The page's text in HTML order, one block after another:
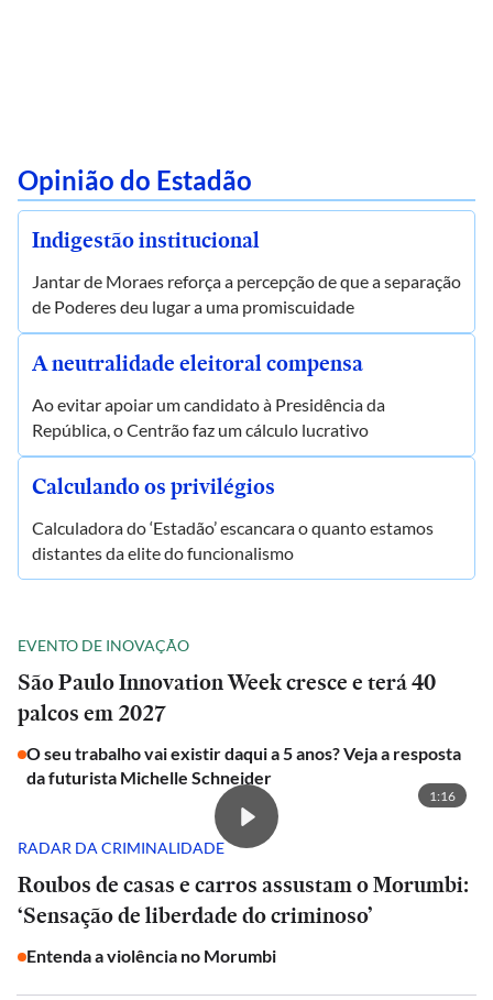
Opinião do Estadão
Indigestão institucional
Jantar de Moraes reforça a percepção de que a separação
de Poderes deu lugar a uma promiscuidade
A neutralidade eleitoral compensa
Ao evitar apoiar um candidato à Presidência da
República, o Centrão faz um cálculo lucrativo
Calculando os privilégios
Calculadora do ‘Estadão’ escancara o quanto estamos
distantes da elite do funcionalismo
EVENTO DE INOVAÇÃO
São Paulo Innovation Week cresce e terá 40
palcos em 2027
O seu trabalho vai existir daqui a 5 anos? Veja a resposta
da futurista Michelle Schneider
1:16
RADAR DA CRIMINALIDADE
Roubos de casas e carros assustam o Morumbi:
‘Sensação de liberdade do criminoso’
Entenda a violência no Morumbi